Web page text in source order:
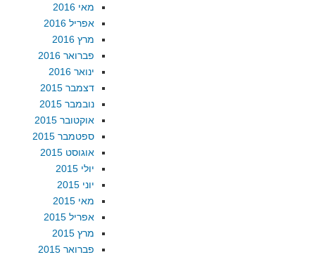
מאי 2016
אפריל 2016
מרץ 2016
פברואר 2016
ינואר 2016
דצמבר 2015
נובמבר 2015
אוקטובר 2015
ספטמבר 2015
אוגוסט 2015
יולי 2015
יוני 2015
מאי 2015
אפריל 2015
מרץ 2015
פברואר 2015